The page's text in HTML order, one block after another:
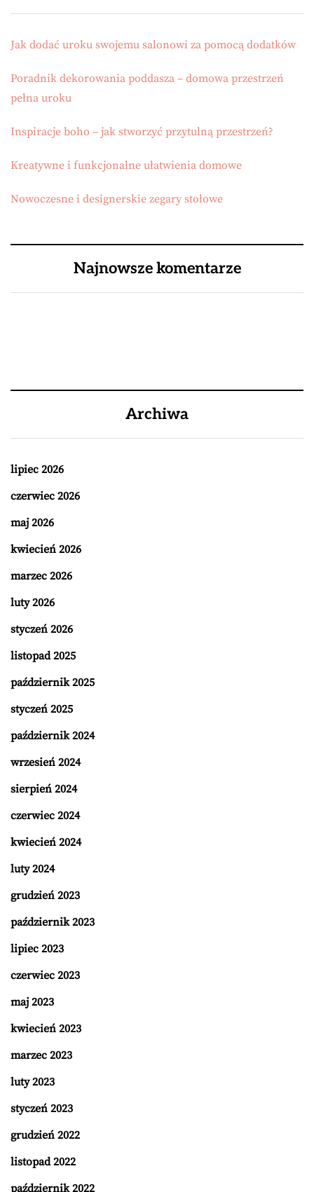
Jak dodać uroku swojemu salonowi za pomocą dodatków
Poradnik dekorowania poddasza – domowa przestrzeń
pełna uroku
Inspiracje boho – jak stworzyć przytulną przestrzeń?
Kreatywne i funkcjonalne ułatwienia domowe
Nowoczesne i designerskie zegary stołowe
Najnowsze komentarze
Archiwa
lipiec 2026
czerwiec 2026
maj 2026
kwiecień 2026
marzec 2026
luty 2026
styczeń 2026
listopad 2025
październik 2025
styczeń 2025
październik 2024
wrzesień 2024
sierpień 2024
czerwiec 2024
kwiecień 2024
luty 2024
grudzień 2023
październik 2023
lipiec 2023
czerwiec 2023
maj 2023
kwiecień 2023
marzec 2023
luty 2023
styczeń 2023
grudzień 2022
listopad 2022
październik 2022